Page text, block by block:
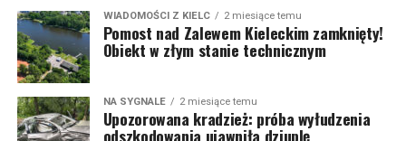
WIADOMOŚCI Z KIELC 2 miesiące temu
Pomost nad Zalewem Kieleckim zamknięty!
Obiekt w złym stanie technicznym
NA SYGNALE 2 miesiące temu
Upozorowana kradzież: próba wyłudzenia
odszkodowania ujawniła dziuplę